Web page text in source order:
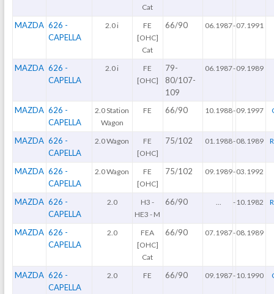
Cat
MAZDA 626 -
CAPELLA
2.0 i
FE
[OHC]
Cat
66/90 06.1987-07.1991
MAZDA 626 -
CAPELLA
2.0 i
FE
[OHC]
79-
80/107-
109
06.1987-09.1989
MAZDA 626 -
CAPELLA
2.0 Station
Wagon
FE 66/90 10.1988-09.1997
MAZDA 626 -
CAPELLA
2.0 Wagon
FE
[OHC]
75/102 01.1988-08.1989
MAZDA 626 -
CAPELLA
2.0 Wagon
FE
[OHC]
75/102 09.1989-03.1992
MAZDA 626 -
CAPELLA
2.0
H3 -
HE3 - M
66/90 -10.1982
MAZDA 626 -
CAPELLA
2.0
FEA
[OHC]
Cat
66/90 07.1987-08.1989
MAZDA 626 -
CAPELLA
2.0 FE 66/90 09.1987-10.1990